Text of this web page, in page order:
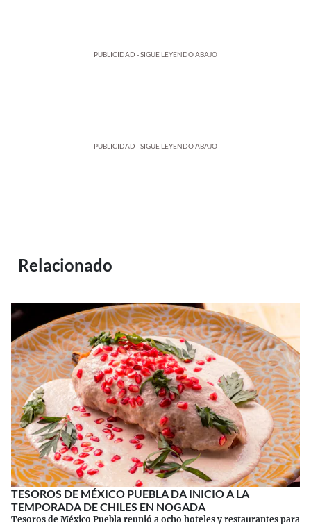
PUBLICIDAD - SIGUE LEYENDO ABAJO
PUBLICIDAD - SIGUE LEYENDO ABAJO
Relacionado
TESOROS DE MÉXICO PUEBLA DA INICIO A LA
TEMPORADA DE CHILES EN NOGADA
Tesoros de México Puebla reunió a ocho hoteles y restaurantes para